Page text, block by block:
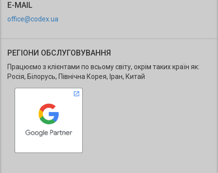
E-MAIL
office@codex.ua
РЕГІОНИ ОБСЛУГОВУВАННЯ
Працюємо з клієнтами по всьому світу, окрім таких країн як:
Росія, Білорусь, Північна Корея, Іран, Китай